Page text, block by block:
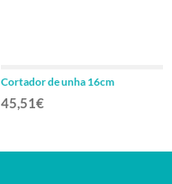
Cortador de unha 16cm
45,51€